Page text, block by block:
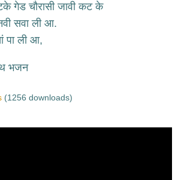
गेड चौरासी जावी कट के
सवा ली आ.
पा ली आ,
भजन
(1256 downloads)